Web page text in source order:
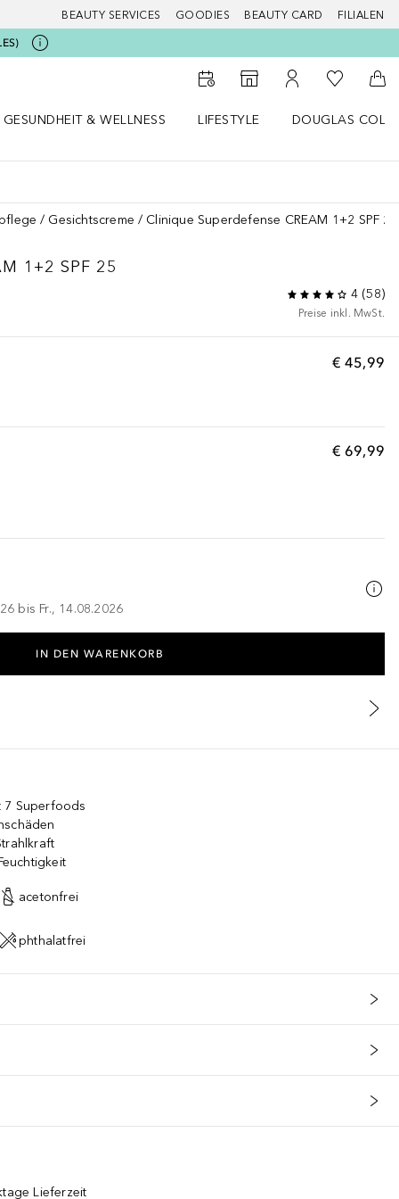
BEAUTY SERVICES GOODIES BEAUTY CARD FILIALEN
Zum Storefinder
Zu Meinem
Zu Meiner
GESUNDHEIT & WELLNESS
LIFESTYLE
DOUGLAS
Gesichtscreme Clinique Superdefense CREAM 1+2 SPF 25
1+2 SPF 25
4(58)
Preise inkl. MwSt.
€ 45,99
€ 69,99
bis Fr., 14.08.2026
IN DEN WARENKORB
7 Superfoods
acetonfrei
phthalatfrei
Lieferzeit